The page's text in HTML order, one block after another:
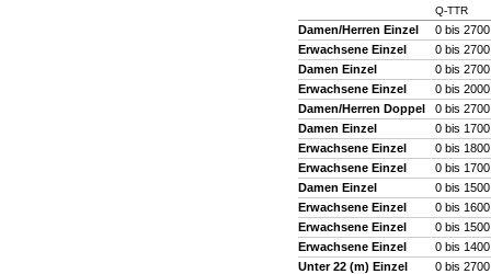
Q-TTR
Damen/Herren Einzel
0 bis
Erwachsene Einzel
0 bis
Damen Einzel
0 bis
Erwachsene Einzel
0 bis
Damen/Herren Doppel
0 bis
Damen Einzel
0 bis
Erwachsene Einzel
0 bis
Erwachsene Einzel
0 bis
Damen Einzel
0 bis
Erwachsene Einzel
0 bis
Erwachsene Einzel
0 bis
Erwachsene Einzel
0 bis
Unter 22 (m) Einzel
0 bis